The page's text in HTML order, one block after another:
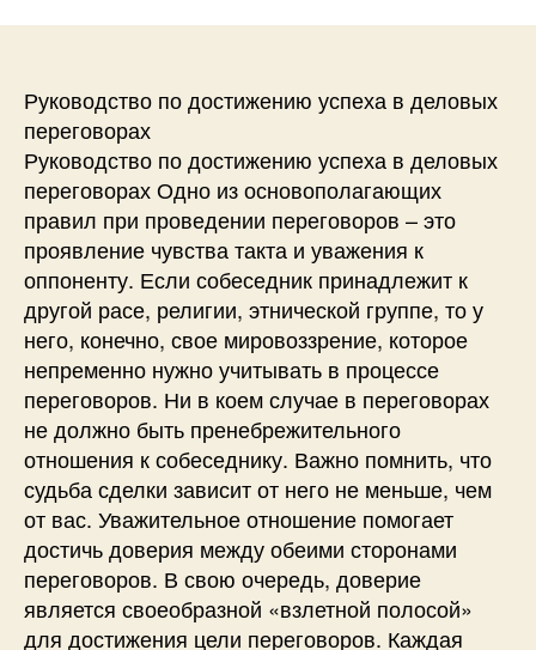
Руководство по достижению успеха в деловых
переговорах
Руководство по достижению успеха в деловых
переговорах Одно из основополагающих
правил при проведении переговоров – это
проявление чувства такта и уважения к
оппоненту. Если собеседник принадлежит к
другой расе, религии, этнической группе, то у
него, конечно, свое мировоззрение, которое
непременно нужно учитывать в процессе
переговоров. Ни в коем случае в переговорах
не должно быть пренебрежительного
отношения к собеседнику. Важно помнить, что
судьба сделки зависит от него не меньше, чем
от вас. Уважительное отношение помогает
достичь доверия между обеими сторонами
переговоров. В свою очередь, доверие
является своеобразной «взлетной полосой»
для достижения цели переговоров. Каждая